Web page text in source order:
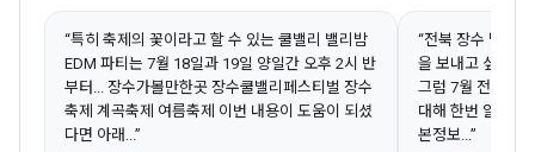
“특히 축제의 꽃이라고 할 수 있는 쿨밸리 밸리밤
EDM 파티는 7월 18일과 19일 양일간 오후 2시 반
부터... 장수가볼만한곳 장수쿨밸리페스티벌 장수
축제 계곡축제 여름축제 이번 내용이 도움이 되셨
다면 아래...”
“전북 장수 방화
을 보내고 싶은 분
그럼 7월 전북 여
대해 한번 알아볼
본정보...”